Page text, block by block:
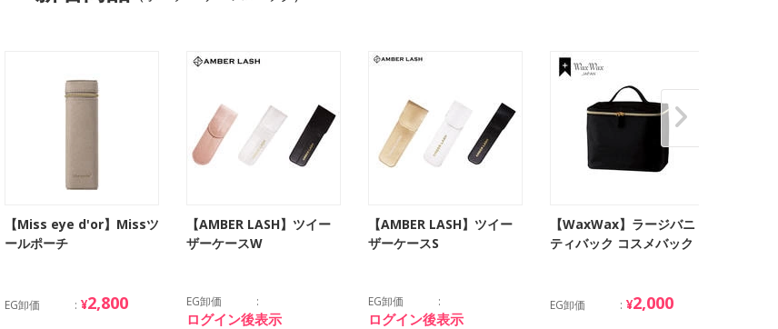
【Miss eye d'or】Missツ
ールポーチ
EG卸価 ¥2,800
【AMBER LASH】ツイー
ザーケースW
EG卸価
ログイン後表示
【AMBER LASH】ツイー
ザーケースS
EG卸価
ログイン後表示
【WaxWax】ラージバニ
ティバック コスメバック
EG卸価 ¥2,000